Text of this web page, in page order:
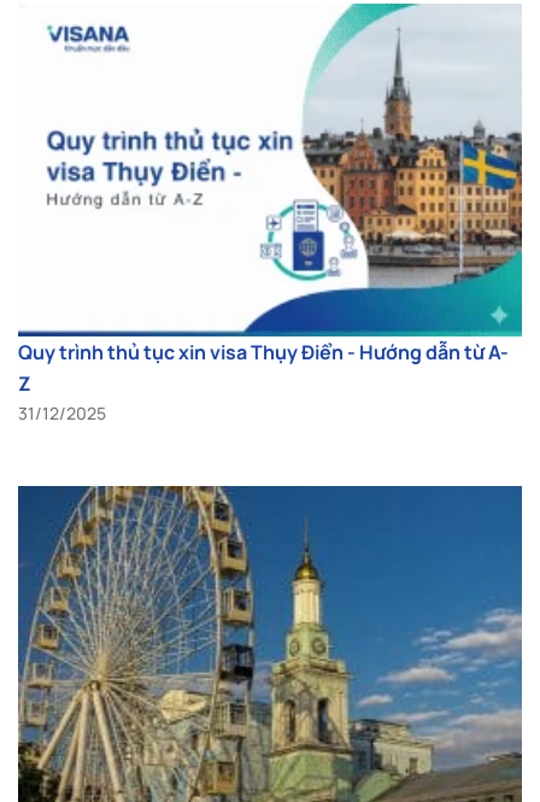
Quy trình thủ tục xin visa Thụy Điển - Hướng dẫn từ A-
Z
31/12/2025